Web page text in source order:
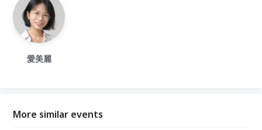
愛美麗
More similar events